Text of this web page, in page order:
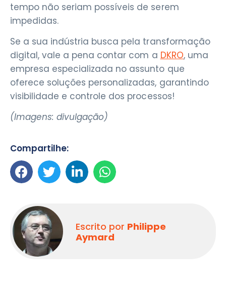
tempo não seriam possíveis de serem
impedidas.
Se a sua indústria busca pela transformação
digital, vale a pena contar com a DKRO, uma
empresa especializada no assunto que
oferece soluções personalizadas, garantindo
visibilidade e controle dos processos!
(Imagens: divulgação)
Compartilhe:
Escrito por Philippe
Aymard